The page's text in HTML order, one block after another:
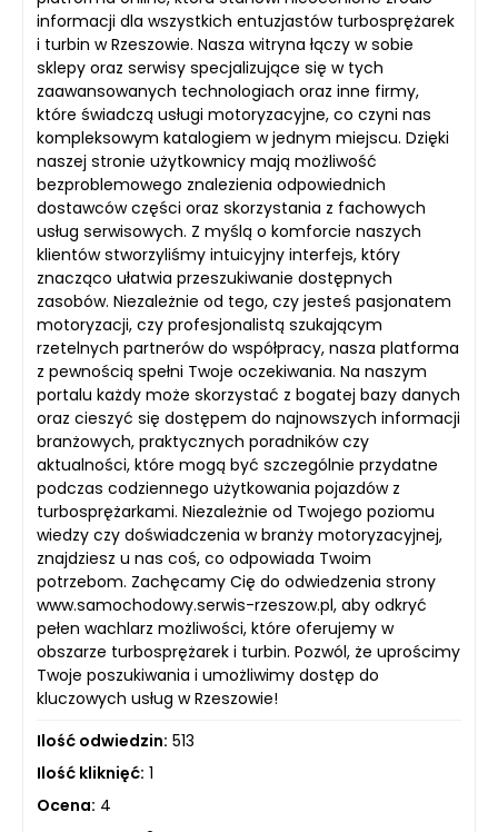
informacji dla wszystkich entuzjastów turbosprężarek
i turbin w Rzeszowie. Nasza witryna łączy w sobie
sklepy oraz serwisy specjalizujące się w tych
zaawansowanych technologiach oraz inne firmy,
które świadczą usługi motoryzacyjne, co czyni nas
kompleksowym katalogiem w jednym miejscu. Dzięki
naszej stronie użytkownicy mają możliwość
bezproblemowego znalezienia odpowiednich
dostawców części oraz skorzystania z fachowych
usług serwisowych. Z myślą o komforcie naszych
klientów stworzyliśmy intuicyjny interfejs, który
znacząco ułatwia przeszukiwanie dostępnych
zasobów. Niezależnie od tego, czy jesteś pasjonatem
motoryzacji, czy profesjonalistą szukającym
rzetelnych partnerów do współpracy, nasza platforma
z pewnością spełni Twoje oczekiwania. Na naszym
portalu każdy może skorzystać z bogatej bazy danych
oraz cieszyć się dostępem do najnowszych informacji
branżowych, praktycznych poradników czy
aktualności, które mogą być szczególnie przydatne
podczas codziennego użytkowania pojazdów z
turbosprężarkami. Niezależnie od Twojego poziomu
wiedzy czy doświadczenia w branży motoryzacyjnej,
znajdziesz u nas coś, co odpowiada Twoim
potrzebom. Zachęcamy Cię do odwiedzenia strony
www.samochodowy.serwis-rzeszow.pl, aby odkryć
pełen wachlarz możliwości, które oferujemy w
obszarze turbosprężarek i turbin. Pozwól, że uprościmy
Twoje poszukiwania i umożliwimy dostęp do
kluczowych usług w Rzeszowie!
Ilość odwiedzin: 513
Ilość kliknięć: 1
Ocena: 4